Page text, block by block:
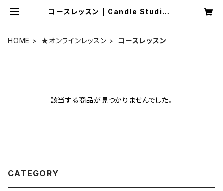
コースレッスン | Candle Studio L
HOME ★オンラインレッスン コースレッスン
該当する商品が見つかりませんでした。
CATEGORY